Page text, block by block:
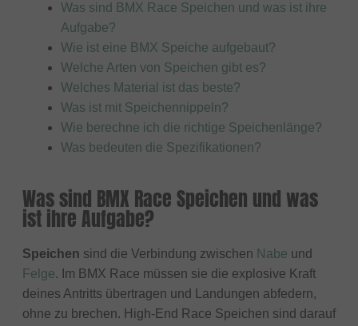
Was sind BMX Race Speichen und was ist ihre
Aufgabe?
Wie ist eine BMX Speiche aufgebaut?
Welche Arten von Speichen gibt es?
Welches Material ist das beste?
Was ist mit Speichennippeln?
Wie berechne ich die richtige Speichenlänge?
Was bedeuten die Spezifikationen?
Was sind BMX Race Speichen und was
ist ihre Aufgabe?
Speichen sind die Verbindung zwischen Nabe und
Felge. Im BMX Race müssen sie die explosive Kraft
deines Antritts übertragen und Landungen abfedern,
ohne zu brechen. High-End Race Speichen sind darauf